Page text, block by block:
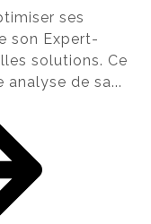
ses
son Expert-
solutions. Ce
analyse de sa...